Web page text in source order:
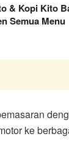
& Kopi Kito
Semua Menu
ke